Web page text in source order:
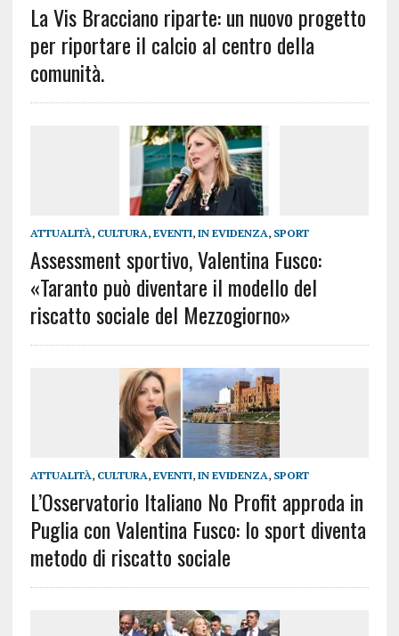
La Vis Bracciano riparte: un nuovo progetto
per riportare il calcio al centro della
comunità.
ATTUALITÀ, CULTURA, EVENTI, IN EVIDENZA, SPORT
Assessment sportivo, Valentina Fusco:
«Taranto può diventare il modello del
riscatto sociale del Mezzogiorno»
ATTUALITÀ, CULTURA, EVENTI, IN EVIDENZA, SPORT
L’Osservatorio Italiano No Profit approda in
Puglia con Valentina Fusco: lo sport diventa
metodo di riscatto sociale